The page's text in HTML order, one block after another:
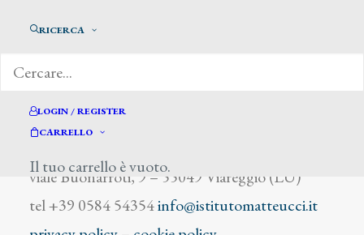
RICERCA
LOGIN / REGISTER
CARRELLO
Il tuo carrello è vuoto.
viale Buonarroti, 9 – 55049 Viareggio (LU)
tel +39 0584 54354info@istitutomatteucci.it